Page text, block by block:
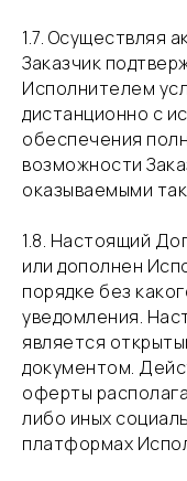
​1.7. Осуществляя
Заказчик
Исполнителем
дистанционно с
обеспечения
возможности
оказываемыми
​1.8. Настоящий
или дополнен
порядке без
уведомления.
является
документом.
оферты
либо иных
платформах